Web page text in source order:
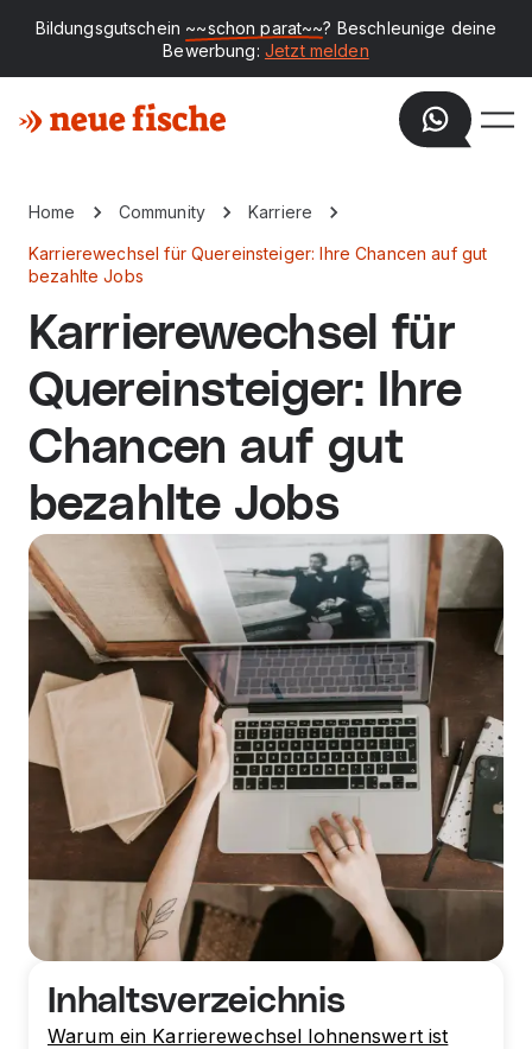
Bildungsgutschein ~~schon parat~~? Beschleunige deine
Bewerbung: Jetzt melden
Home Community Karriere
Karrierewechsel für Quereinsteiger: Ihre Chancen auf gut
bezahlte Jobs
Karrierewechsel für
Quereinsteiger: Ihre
Chancen auf gut
bezahlte Jobs
Inhaltsverzeichnis
Warum ein Karrierewechsel lohnenswert ist